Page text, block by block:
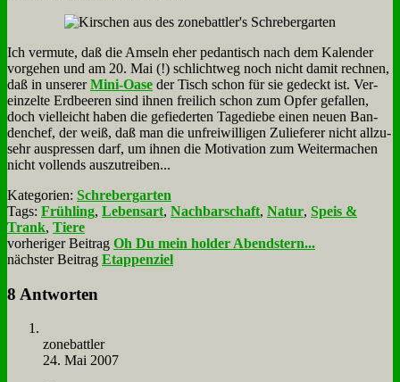
Ich ver­mu­te, daß die Am­seln eher pe­dan­tisch nach dem Ka­len­der
vor­ge­hen und am 20. Mai (!) schlicht­weg noch nicht da­mit rech­nen,
daß in un­se­rerMi­ni-Oa­se der Tisch schon für sie ge­deckt ist. Ver­
ein­zel­te Erd­bee­ren sind ih­nen frei­lich schon zum Op­fer ge­fal­len,
doch viel­leicht ha­ben die ge­fie­der­ten Ta­ge­die­be ei­nen neu­en Ban­
den­chef, der weiß, daß man die un­frei­wil­li­gen Zu­lie­fe­rer nicht all­zu­
sehr aus­pres­sen darf, um ih­nen die Mo­ti­va­ti­on zum Wei­ter­ma­chen
nicht voll­ends aus­zu­trei­ben...
Kategorien: Schrebergarten
Tags: Frühling, Lebensart, Nachbarschaft, Natur, Speis &
Trank, Tiere
vorheriger Beitrag Oh Du mein holder Abendstern...
nächster Beitrag Etappenziel
8 Antworten
zone­batt­ler
24. Mai 2007